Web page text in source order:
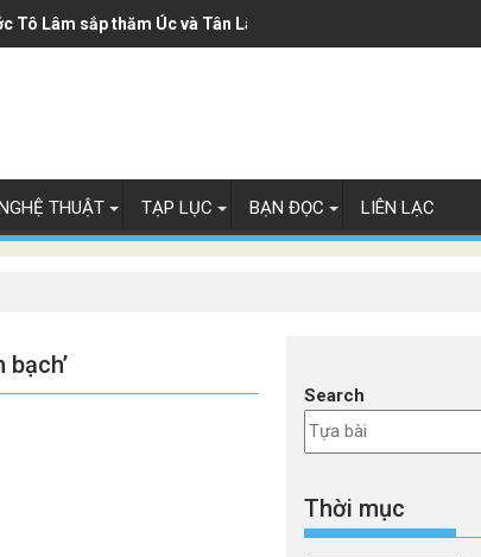
Tô Lâm sắp thăm Úc và Tân Lây Lan
THUẬT TẠP LỤC BẠN ĐỌC LIÊN LẠC
Search
Thời mục